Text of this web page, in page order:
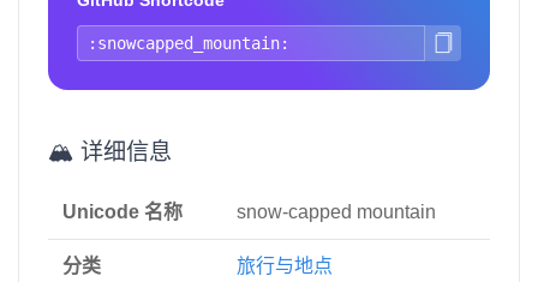
🏔️ 详细信息
Unicode 名称 snow-capped mountain
分类 旅行与地点